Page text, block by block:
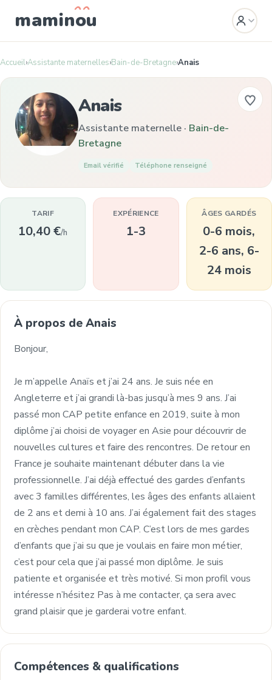
maminou
Accueil›Assistante maternelles›Bain-de-Bretagne›Anais
Anais
Assistante maternelle · Bain-de-
Bretagne
Email vérifié Téléphone renseigné
TARIF
10,40 €/h
EXPÉRIENCE
1-3
ÂGES GARDÉS
0-6 mois,
2-6 ans, 6-
24 mois
À propos de Anais
Bonjour,
Je m’appelle Anaïs et j’ai 24 ans. Je suis née en
Angleterre et j’ai grandi là-bas jusqu’à mes 9 ans. J’ai
passé mon CAP petite enfance en 2019, suite à mon
diplôme j’ai choisi de voyager en Asie pour découvrir de
nouvelles cultures et faire des rencontres. De retour en
France je souhaite maintenant débuter dans la vie
professionnelle. J’ai déjà effectué des gardes d’enfants
avec 3 familles différentes, les âges des enfants allaient
de 2 ans et demi à 10 ans. J’ai également fait des stages
en crèches pendant mon CAP. C’est lors de mes gardes
d’enfants que j’ai su que je voulais en faire mon métier,
c’est pour cela que j’ai passé mon diplôme. Je suis
patiente et organisée et très motivé. Si mon profil vous
intéresse n’hésitez Pas à me contacter, ça sera avec
grand plaisir que je garderai votre enfant.
Compétences & qualifications